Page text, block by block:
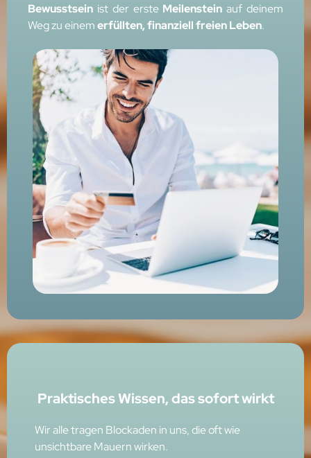
Bewusstsein ist der erste Meilenstein auf deinem
Weg zu einemerfüllten, finanziell freien Leben.
Praktisches Wissen, das sofort wirkt
Wir alle tragen Blockaden in uns, die oft wie
unsichtbare Mauern wirken.